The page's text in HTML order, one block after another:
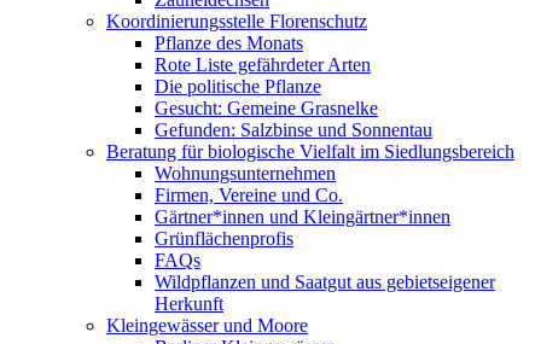
Koordinierungsstelle Florenschutz
Pflanze des Monats
Rote Liste gefährdeter Arten
Die politische Pflanze
Gesucht: Gemeine Grasnelke
Gefunden: Salzbinse und Sonnentau
Beratung für biologische Vielfalt im Siedlungsbereich
Wohnungsunternehmen
Firmen, Vereine und Co.
Gärtner*innen und Kleingärtner*innen
Grünflächenprofis
FAQs
Wildpflanzen und Saatgut aus gebietseigener
Herkunft
Kleingewässer und Moore